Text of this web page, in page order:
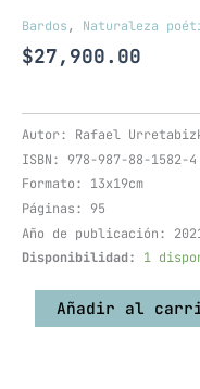
Bardos, Naturaleza
$27,900.00
Autor: Rafael
ISBN: 978-987-88-1582-4
Formato: 13x19cm
Páginas: 95
Año de publicación:
Disponibilidad:
1
Añadir al